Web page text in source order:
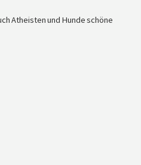
Atheisten und Hunde schöne